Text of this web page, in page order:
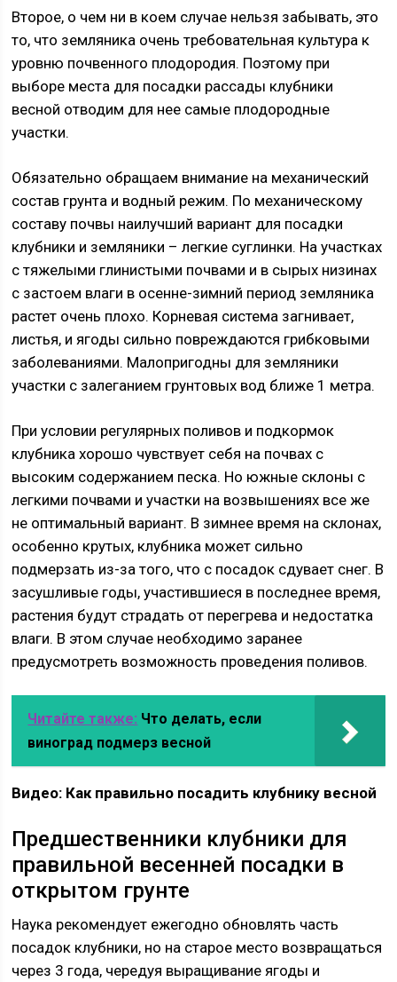
Второе, о чем ни в коем случае нельзя забывать, это
то, что земляника очень требовательная культура к
уровню почвенного плодородия. Поэтому при
выборе места для посадки рассады клубники
весной отводим для нее самые плодородные
участки.
Обязательно обращаем внимание на механический
состав грунта и водный режим. По механическому
составу почвы наилучший вариант для посадки
клубники и земляники – легкие суглинки. На участках
с тяжелыми глинистыми почвами и в сырых низинах
с застоем влаги в осенне-зимний период земляника
растет очень плохо. Корневая система загнивает,
листья, и ягоды сильно повреждаются грибковыми
заболеваниями. Малопригодны для земляники
участки с залеганием грунтовых вод ближе 1 метра.
При условии регулярных поливов и подкормок
клубника хорошо чувствует себя на почвах с
высоким содержанием песка. Но южные склоны с
легкими почвами и участки на возвышениях все же
не оптимальный вариант. В зимнее время на склонах,
особенно крутых, клубника может сильно
подмерзать из-за того, что с посадок сдувает снег. В
засушливые годы, участившиеся в последнее время,
растения будут страдать от перегрева и недостатка
влаги. В этом случае необходимо заранее
предусмотреть возможность проведения поливов.
Читайте также: Что делать, если
виноград подмерз весной
Видео: Как правильно посадить клубнику весной
Предшественники клубники для
правильной весенней посадки в
открытом грунте
Наука рекомендует ежегодно обновлять часть
посадок клубники, но на старое место возвращаться
через 3 года, чередуя выращивание ягоды и